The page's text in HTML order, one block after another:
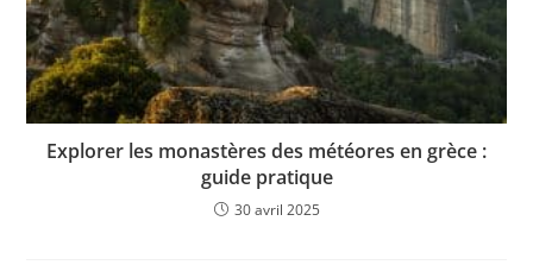
Explorer les monastères des météores en grèce :
guide pratique
30 avril 2025